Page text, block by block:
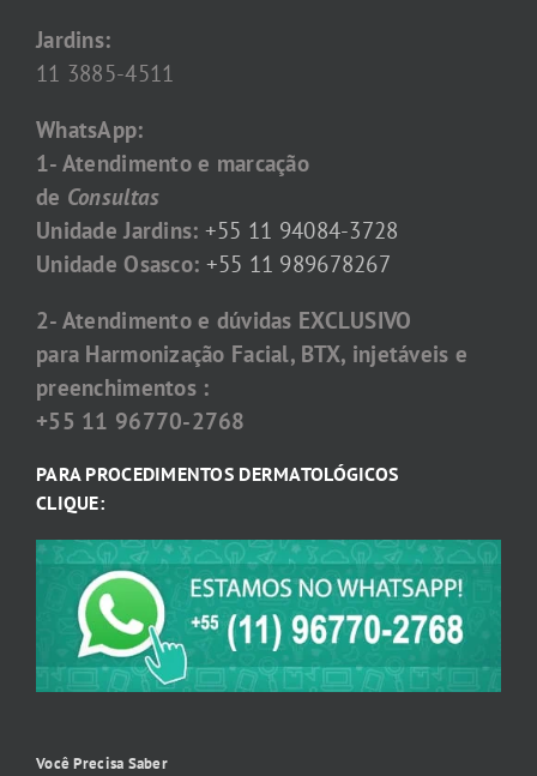
Jardins:
11 3885-4511
WhatsApp:
1- Atendimento e marcação
de Consultas
Unidade Jardins: +55 11 94084-3728
Unidade Osasco: +55 11 989678267
2- Atendimento e dúvidas EXCLUSIVO
para Harmonização Facial, BTX, injetáveis e
preenchimentos :
+55 11 96770-2768
PARA PROCEDIMENTOS DERMATOLÓGICOS
CLIQUE:
Você Precisa Saber